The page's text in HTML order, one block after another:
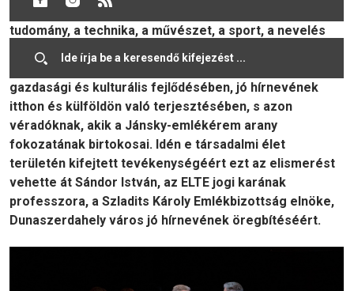
kimagaslót alkottak, kiemelkedő eredményt értek el a
tudomány, a technika, a művészet, a sport, a nevelés
területén, továbbá olyan személyek, akik
tevékenységükkel érdemeket szereztek a város
gazdasági és kulturális fejlődésében, jó hírnevének
itthon és külföldön való terjesztésében, s azon
véradóknak, akik a Jánsky-emlékérem arany
fokozatának birtokosai. Idén e társadalmi élet
területén kifejtett tevékenységéért ezt az elismerést
vehette át Sándor István, az ELTE jogi karának
professzora, a Szladits Károly Emlékbizottság elnöke,
Dunaszerdahely város jó hírnevének öregbítéséért.